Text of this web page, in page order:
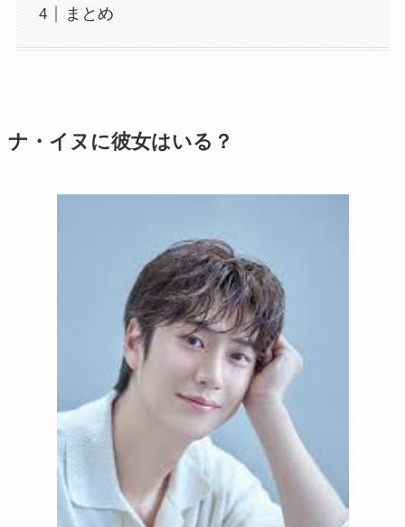
まとめ
ナ・イヌに彼女はいる？